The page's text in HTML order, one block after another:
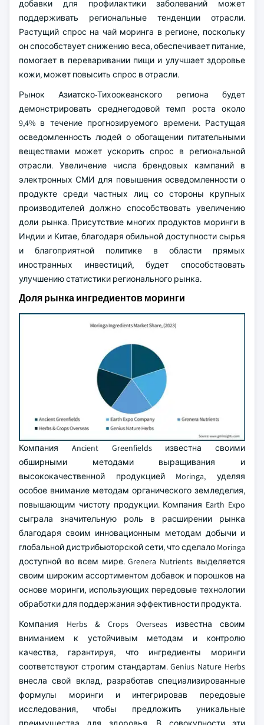
добавки для профилактики заболеваний может
поддерживать региональные тенденции отрасли.
Растущий спрос на чай моринга в регионе, поскольку
он способствует снижению веса, обеспечивает питание,
помогает в переваривании пищи и улучшает здоровье
кожи, может повысить спрос в отрасли.
Рынок Азиатско-Тихоокеанского региона будет
демонстрировать среднегодовой темп роста около
9,4% в течение прогнозируемого времени. Растущая
осведомленность людей о обогащении питательными
веществами может ускорить спрос в региональной
отрасли. Увеличение числа брендовых кампаний в
электронных СМИ для повышения осведомленности о
продукте среди частных лиц со стороны крупных
производителей должно способствовать увеличению
доли рынка. Присутствие многих продуктов моринги в
Индии и Китае, благодаря обильной доступности сырья
и благоприятной политике в области прямых
иностранных инвестиций, будет способствовать
улучшению статистики регионального рынка.
Доля рынка ингредиентов моринги
Компания Ancient Greenfields известна своими
обширными методами выращивания и
высококачественной продукцией Moringa, уделяя
особое внимание методам органического земледелия,
повышающим чистоту продукции. Компания Earth Expo
сыграла значительную роль в расширении рынка
благодаря своим инновационным методам добычи и
глобальной дистрибьюторской сети, что сделало Moringa
доступной во всем мире. Grenera Nutrients выделяется
своим широким ассортиментом добавок и порошков на
основе моринги, использующих передовые технологии
обработки для поддержания эффективности продукта.
Компания Herbs & Crops Overseas известна своим
вниманием к устойчивым методам и контролю
качества, гарантируя, что ингредиенты моринги
соответствуют строгим стандартам. Genius Nature Herbs
внесла свой вклад, разработав специализированные
формулы моринги и интегрировав передовые
исследования, чтобы предложить уникальные